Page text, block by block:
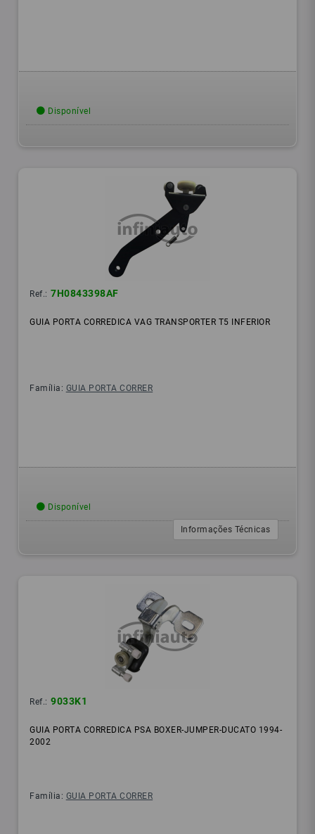
Disponível
Ref.: 7H0843398AF
GUIA PORTA CORREDICA VAG TRANSPORTER T5 INFERIOR
Família: GUIA PORTA CORRER
Disponível
Informações Técnicas
Ref.: 9033K1
GUIA PORTA CORREDICA PSA BOXER-JUMPER-DUCATO 1994-
2002
Família: GUIA PORTA CORRER